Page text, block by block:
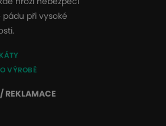
při vysoké
VÝROBĚ
REKLAMACE